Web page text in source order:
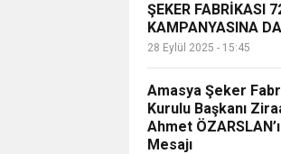
ŞEKER FABRİKASI
KAMPANYASINA
28 Eylül 2025 - 15:45
Amasya Şeker
Kurulu Başkanı
Ahmet
Mesajı